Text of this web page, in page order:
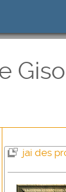
jai des